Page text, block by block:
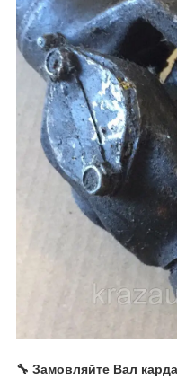
🔧 Замовляйте Вал